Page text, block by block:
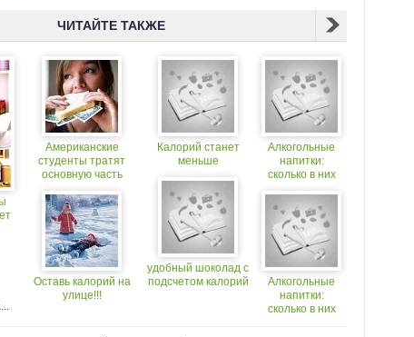
ЧИТАЙТЕ ТАКЖЕ
Американские
студенты тратят
основную часть
спиртное (+18)
Оставь калорий на
улице!!!
Калорий станет
меньше
удобный шоколад с
подсчетом калорий
Алкогольные
напитки:
сколько в них
Алкогольные
напитки:
сколько в них